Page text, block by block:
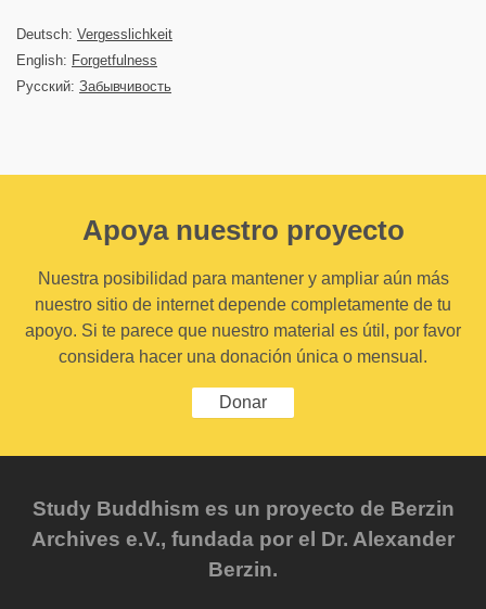
Deutsch: Vergesslichkeit
English: Forgetfulness
Русский: Забывчивость
Apoya nuestro proyecto
Nuestra posibilidad para mantener y ampliar aún más
nuestro sitio de internet depende completamente de tu
apoyo. Si te parece que nuestro material es útil, por favor
considera hacer una donación única o mensual.
Donar
Study Buddhism es un proyecto de Berzin
Archives e.V., fundada por el Dr. Alexander
Berzin.